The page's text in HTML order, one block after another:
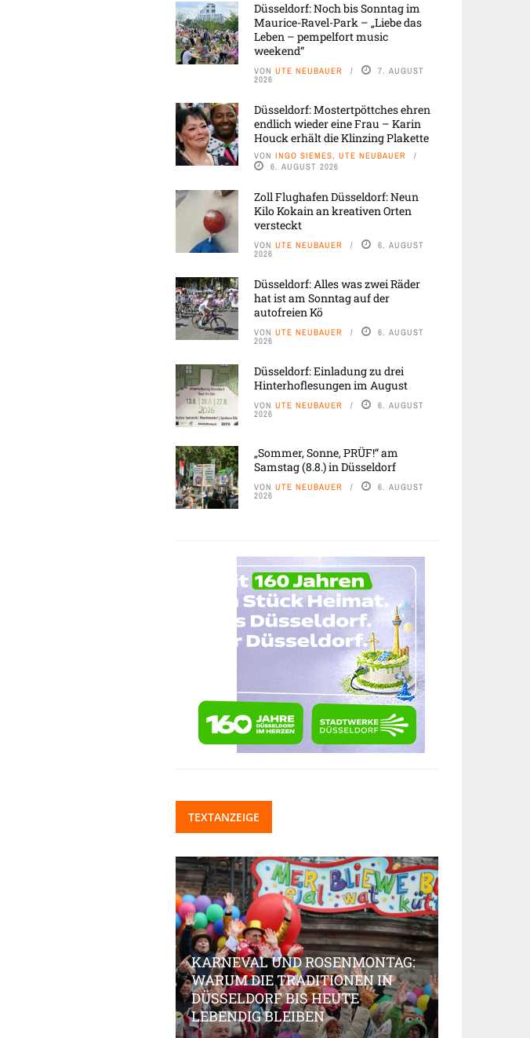
Düsseldorf: Noch bis Sonntag im
Maurice-Ravel-Park – „Liebe das
Leben – pempelfort music
weekend“
VON UTE NEUBAUER 7. AUGUST
2026
Düsseldorf: Mostertpöttches ehren
endlich wieder eine Frau – Karin
Houck erhält die Klinzing Plakette
VON INGO SIEMES, UTE NEUBAUER
6. AUGUST 2026
Zoll Flughafen Düsseldorf: Neun
Kilo Kokain an kreativen Orten
versteckt
VON UTE NEUBAUER 6. AUGUST
2026
Düsseldorf: Alles was zwei Räder
hat ist am Sonntag auf der
autofreien Kö
VON UTE NEUBAUER 6. AUGUST
2026
Düsseldorf: Einladung zu drei
Hinterhoflesungen im August
VON UTE NEUBAUER 6. AUGUST
2026
„Sommer, Sonne, PRÜF!“ am
Samstag (8.8.) in Düsseldorf
VON UTE NEUBAUER 6. AUGUST
2026
TEXTANZEIGE
KARNEVAL UND ROSENMONTAG:
WARUM DIE TRADITIONEN IN
DÜSSELDORF BIS HEUTE
LEBENDIG BLEIBEN